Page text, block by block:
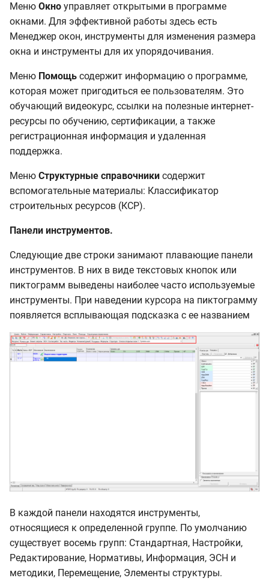
Меню Окно управляет открытыми в программе
окнами. Для эффективной работы здесь есть
Менеджер окон, инструменты для изменения размера
окна и инструменты для их упорядочивания.
Меню Помощь содержит информацию о программе,
которая может пригодиться ее пользователям. Это
обучающий видеокурс, ссылки на полезные интернет-
ресурсы по обучению, сертификации, а также
регистрационная информация и удаленная
поддержка.
Меню Структурные справочники содержит
вспомогательные материалы: Классификатор
строительных ресурсов (КСР).
Панели инструментов.
Следующие две строки занимают плавающие панели
инструментов. В них в виде текстовых кнопок или
пиктограмм выведены наиболее часто используемые
инструменты. При наведении курсора на пиктограмму
появляется всплывающая подсказка с ее названием
В каждой панели находятся инструменты,
относящиеся к определенной группе. По умолчанию
существует восемь групп: Стандартная, Настройки,
Редактирование, Нормативы, Информация, ЭСН и
методики, Перемещение, Элементы структуры.